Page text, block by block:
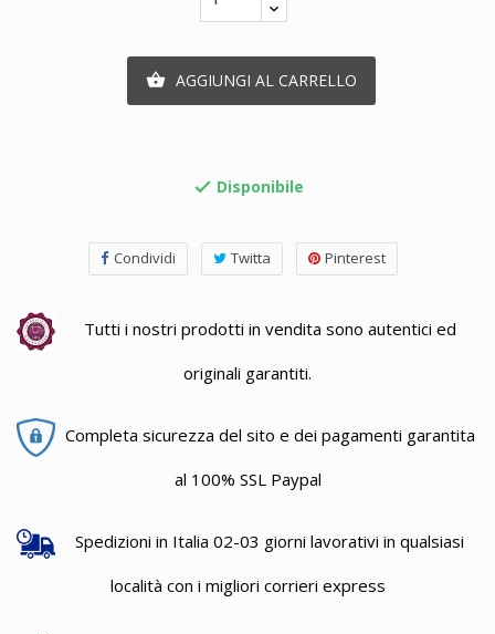
 AGGIUNGI AL CARRELLO
 Disponibile
Condividi Twitta Pinterest
Tutti i nostri prodotti in vendita sono autentici ed
originali garantiti.
Completa sicurezza del sito e dei pagamenti garantita
al 100% SSL Paypal
Spedizioni in Italia 02-03 giorni lavorativi in qualsiasi
località con i migliori corrieri express